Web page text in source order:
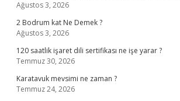
Ağustos 3, 2026
2 Bodrum kat Ne Demek ?
Ağustos 3, 2026
120 saatlik işaret dili sertifikası ne işe yarar ?
Temmuz 30, 2026
Karatavuk mevsimi ne zaman ?
Temmuz 24, 2026